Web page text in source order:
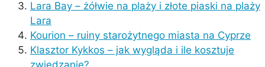
Lara Bay – żółwie na plaży i złote piaski na plaży
Lara
Kourion – ruiny starożytnego miasta na Cyprze
Klasztor Kykkos – jak wygląda i ile kosztuje